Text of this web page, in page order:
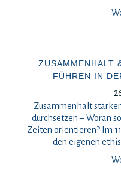
ZUSAMMENHALT
FÜHREN IN
Zusammenhalt
durchsetzen – Woran
Zeiten orientieren? Im
den eigenen